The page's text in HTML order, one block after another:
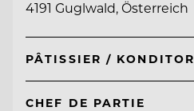
4191 Guglwald, Österreich
PÂTISSIER / KONDITOR
CHEF DE PARTIE